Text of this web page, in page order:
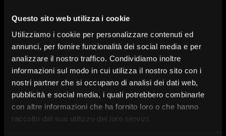
Questo sito web utilizza i cookie
Utilizziamo i cookie per personalizzare contenuti ed
annunci, per fornire funzionalità dei social media e per
analizzare il nostro traffico. Condividiamo inoltre
informazioni sul modo in cui utilizza il nostro sito con i
nostri partner che si occupano di analisi dei dati web,
pubblicità e social media, i quali potrebbero combinarle
con altre informazioni che ha fornito loro o che hanno
raccolto dal suo utilizzo dei loro servizi.
A cura di:FocusRisparmio
In collaborazione con:
Invesco Management
Orizzonti di investimento
Tema:Asset management
Data:18 giugno 2026